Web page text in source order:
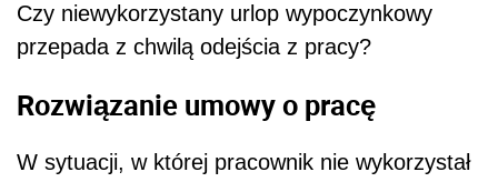
Czy niewykorzystany urlop wypoczynkowy
przepada z chwilą odejścia z pracy?
Rozwiązanie umowy o pracę
W sytuacji, w której pracownik nie wykorzystał